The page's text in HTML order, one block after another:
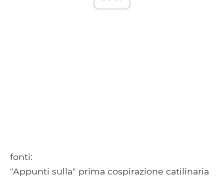
fonti:
"Appunti sulla" prima cospirazione catilinaria